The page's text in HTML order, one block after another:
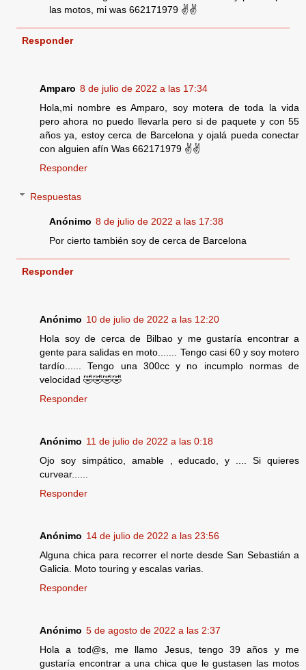
las motos, mi was 662171979 ✌️✌️
Responder
Amparo 8 de julio de 2022 a las 17:34
Hola,mi nombre es Amparo, soy motera de toda la vida
pero ahora no puedo llevarla pero si de paquete y con 55
años ya, estoy cerca de Barcelona y ojalá pueda conectar
con alguien afín Was 662171979 ✌️✌️
Responder
Respuestas
Anónimo 8 de julio de 2022 a las 17:38
Por cierto también soy de cerca de Barcelona
Responder
Anónimo 10 de julio de 2022 a las 12:20
Hola soy de cerca de Bilbao y me gustaría encontrar a
gente para salidas en moto....... Tengo casi 60 y soy motero
tardío...... Tengo una 300cc y no incumplo normas de
velocidad 🤣🤣🤣🤣
Responder
Anónimo 11 de julio de 2022 a las 0:18
Ojo soy simpático, amable , educado, y .... Si quieres
curvear......
Responder
Anónimo 14 de julio de 2022 a las 23:56
Alguna chica para recorrer el norte desde San Sebastián a
Galicia. Moto touring y escalas varias.
Responder
Anónimo 5 de agosto de 2022 a las 2:37
Hola a tod@s, me llamo Jesus, tengo 39 años y me
gustaría encontrar a una chica que le gustasen las motos